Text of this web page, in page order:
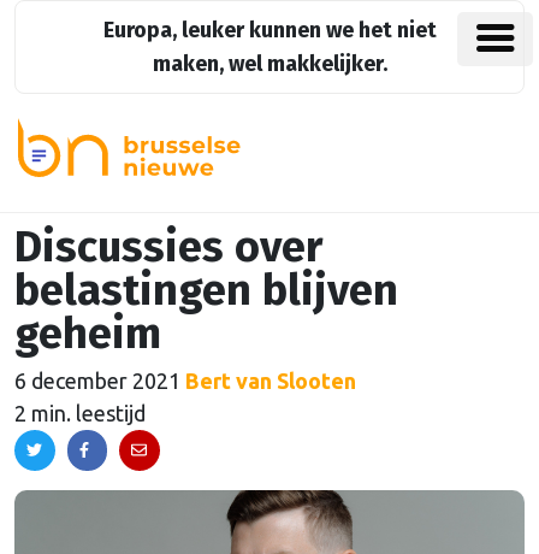
Europa, leuker kunnen we het niet
maken, wel makkelijker.
Discussies over
belastingen blijven
geheim
6 december 2021 Bert van Slooten
2 min. leestijd